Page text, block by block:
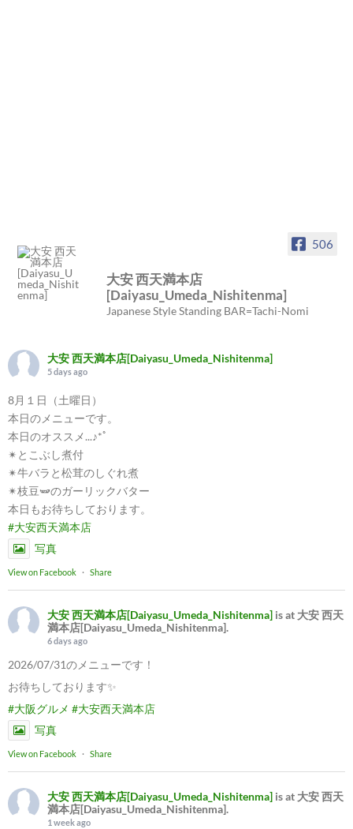
506
大安 西天満本店
[Daiyasu_Umeda_Nishitenma]
Japanese Style Standing BAR=Tachi-Nomi
大安 西天満本店[Daiyasu_Umeda_Nishitenma]
5 days ago
8月１日（土曜日）
本日のメニューです。
本日のオススメ...♪*ﾟ
✴︎とこぶし煮付
✴︎牛バラと松茸のしぐれ煮
✴︎枝豆🫛のガーリックバター
本日もお待ちしております。
#大安西天満本店
写真
View on Facebook · Share
大安 西天満本店[Daiyasu_Umeda_Nishitenma] is at 大安 西天
満本店[Daiyasu_Umeda_Nishitenma].
6 days ago
2026/07/31のメニューです！
お待ちしております✨
#大阪グルメ #大安西天満本店
写真
View on Facebook · Share
大安 西天満本店[Daiyasu_Umeda_Nishitenma] is at 大安 西天
満本店[Daiyasu_Umeda_Nishitenma].
1 week ago